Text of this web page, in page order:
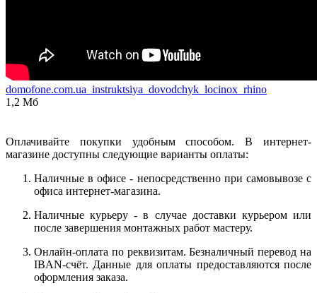
domofone.com.ua_instruktsiya_dovodchyk_locinox_rhino
1,2 Мб
Оплачивайте покупки удобным способом. В интернет-
магазине доступны следующие варианты оплаты:
Наличные в офисе - непосредственно при самовывозе с
офиса интернет-магазина.
Наличные курьеру - в случае доставки курьером или
после завершения монтажных работ мастеру.
Онлайн-оплата по реквизитам. Безналичный перевод на
IBAN-счёт. Данные для оплаты предоставляются после
оформления заказа.